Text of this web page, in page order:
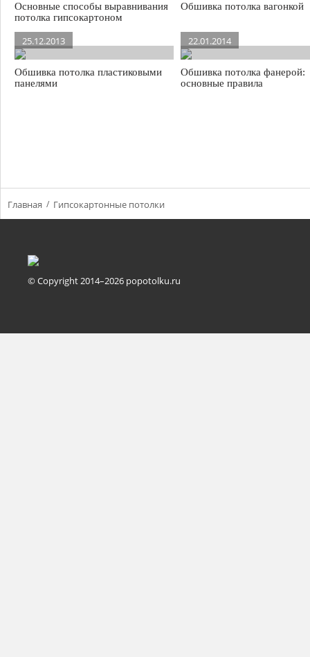
Основные способы выравнивания
потолка гипсокартоном
Обшивка потолка вагонкой
25.12.2013
Обшивка потолка пластиковыми
панелями
22.01.2014
Обшивка потолка фанерой:
основные правила
Главная Гипсокартонные потолки
© Copyright 2014–2026 popotolku.ru